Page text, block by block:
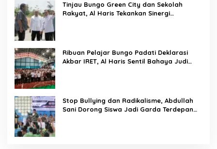
Tinjau Bungo Green City dan Sekolah
Rakyat, Al Haris Tekankan Sinergi
Ribuan Pelajar Bungo Padati Deklarasi
Akbar IRET, Al Haris Sentil Bahaya Judi
Stop Bullying dan Radikalisme, Abdullah
Sani Dorong Siswa Jadi Garda Terdepan